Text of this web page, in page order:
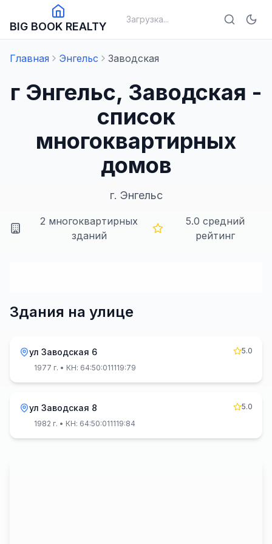
BIG BOOK REALTY
Загрузка...
Главная Энгельс Заводская
г Энгельс, Заводская -
список
многоквартирных
домов
г. Энгельс
2 многоквартирных
зданий
5.0 средний
рейтинг
Здания на улице
ул Заводская 6
5.0
1977 г. • КН: 64:50:011119:79
ул Заводская 8
5.0
1982 г. • КН: 64:50:011119:84